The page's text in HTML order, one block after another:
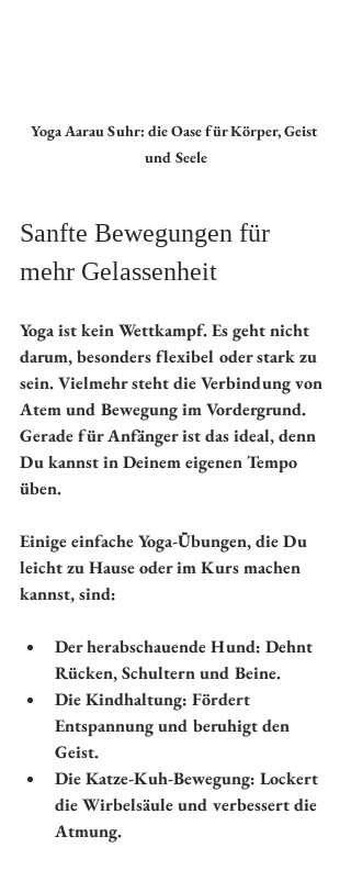
Yoga Aarau Suhr: die Oase für Körper, Geist
und Seele
Sanfte Bewegungen für
mehr Gelassenheit
Yoga ist kein Wettkampf. Es geht nicht
darum, besonders flexibel oder stark zu
sein. Vielmehr steht die Verbindung von
Atem und Bewegung im Vordergrund.
Gerade für Anfänger ist das ideal, denn
Du kannst in Deinem eigenen Tempo
üben.
Einige einfache Yoga-Übungen, die Du
leicht zu Hause oder im Kurs machen
kannst, sind:
Der herabschauende Hund: Dehnt
Rücken, Schultern und Beine.
Die Kindhaltung: Fördert
Entspannung und beruhigt den
Geist.
Die Katze-Kuh-Bewegung: Lockert
die Wirbelsäule und verbessert die
Atmung.